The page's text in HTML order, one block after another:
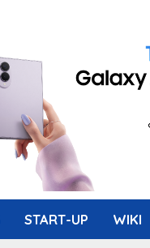
START-UP WIKI